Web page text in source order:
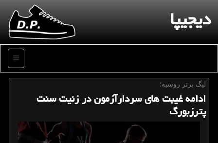
دیجیپا
منو
لیگ برتر روسیه؛
ادامه غیبت های سردارآزمون در زنیت سنت
پترزبورگ